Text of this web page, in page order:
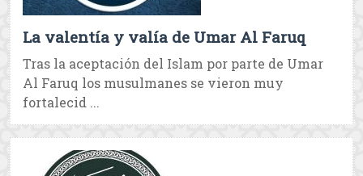
La valentía y valía de Umar Al Faruq
Tras la aceptación del Islam por parte de Umar
Al Faruq los musulmanes se vieron muy
fortalecid ...